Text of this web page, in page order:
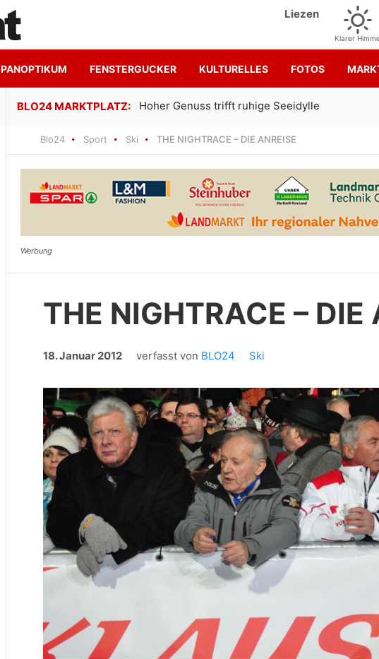
Liezen
Klarer
PANOPTIKUM FENSTERGUCKER KULTURELLES FOTOS
Gemeinsam für den SK Sturm
Blo24 Sport Ski THE NIGHTRACE – DIE ANREISE
THE NIGHTRACE – DIE
18. Januar 2012 verfasst von BLO24 Ski